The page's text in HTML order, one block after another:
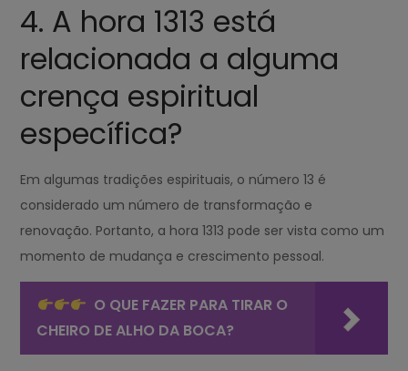
4. A hora 1313 está
relacionada a alguma
crença espiritual
específica?
Em algumas tradições espirituais, o número 13 é
considerado um número de transformação e
renovação. Portanto, a hora 1313 pode ser vista como um
momento de mudança e crescimento pessoal.
O QUE FAZER PARA TIRAR O
CHEIRO DE ALHO DA BOCA?